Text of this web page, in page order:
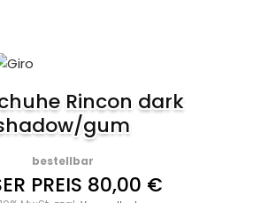
Rincon dark
gum
bestellbar
PREIS 80,00 €